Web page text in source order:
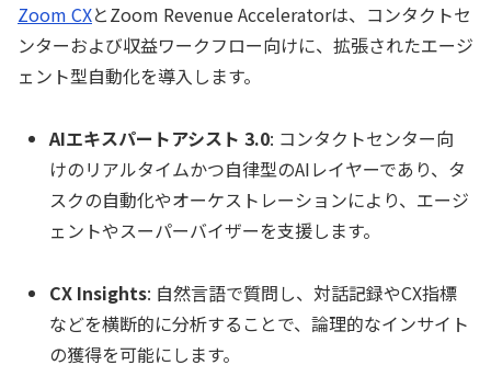
Zoom CXとZoom Revenue Acceleratorは、コンタクトセ
ンターおよび収益ワークフロー向けに、拡張されたエージ
ェント型自動化を導入します。
AIエキスパートアシスト 3.0: コンタクトセンター向
けのリアルタイムかつ自律型のAIレイヤーであり、タ
スクの自動化やオーケストレーションにより、エージ
ェントやスーパーバイザーを支援します。
CX Insights: 自然言語で質問し、対話記録やCX指標
などを横断的に分析することで、論理的なインサイト
の獲得を可能にします。